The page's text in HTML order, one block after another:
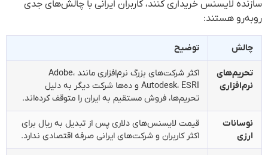
سازنده لایسنس خریداری کنند، کاربران ایرانی با چالش‌های جدی
روبه‌رو هستند:
چالش توضیح
تحریم‌های
نرم‌افزاری
اکثر شرکت‌های بزرگ نرم‌افزاری مانند Adobe،
Autodesk، ESRI و ده‌ها شرکت دیگر به دلیل
تحریم‌ها، فروش مستقیم به ایران را متوقف کرده‌اند.
نوسانات
ارزی
قیمت لایسنس‌های دلاری پس از تبدیل به ریال برای
اکثر کاربران و شرکت‌های ایرانی صرفه اقتصادی ندارد.